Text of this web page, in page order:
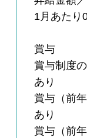
1月あたり
賞与
賞与制度
あり
賞与（前
あり
賞与（前